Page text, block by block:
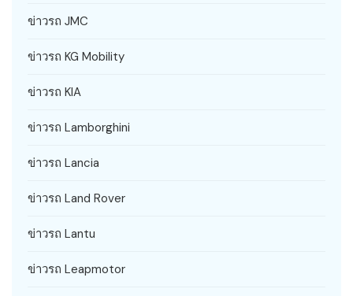
ข่าวรถ JMC
ข่าวรถ KG Mobility
ข่าวรถ KIA
ข่าวรถ Lamborghini
ข่าวรถ Lancia
ข่าวรถ Land Rover
ข่าวรถ Lantu
ข่าวรถ Leapmotor